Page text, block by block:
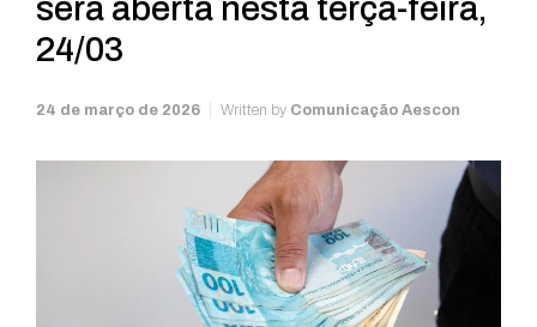
será aberta nesta terça-feira,
24/03
24 de março de 2026 Written by Comunicação Aescon